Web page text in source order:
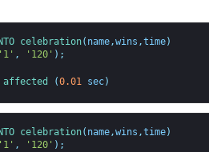
celebration( name,wins ,time)
'1' , '120' ) ;
affected (0.01 sec)
celebration( name,wins ,time)
'1' , '120' ) ;